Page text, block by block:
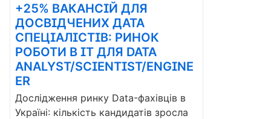
+25% ВАКАНСІЙ ДЛЯ
ДОСВІДЧЕНИХ ДАТА
СПЕЦІАЛІСТІВ: РИНОК
РОБОТИ В ІТ ДЛЯ DATA
ANALYST/SCIENTIST/ENGINE
ER
Дослідження ринку Data-фахівців в
Україні: кількість кандидатів зросла